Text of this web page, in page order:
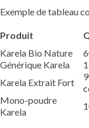
Exemple de tableau
Produit
Karela Bio Nature
Générique Karela
Karela Extrait Fort
Mono-poudre
Karela